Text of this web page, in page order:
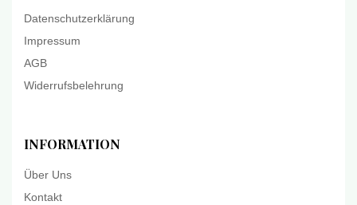
Datenschutzerklärung
Impressum
AGB
Widerrufsbelehrung
INFORMATION
Über Uns
Kontakt